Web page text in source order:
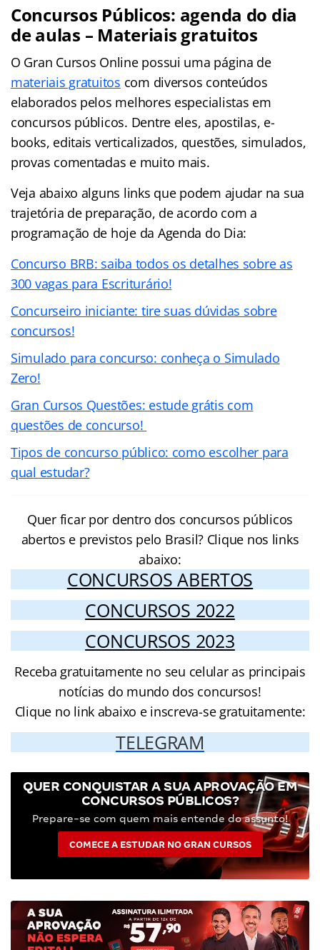
Concursos Públicos: agenda do dia
de aulas – Materiais gratuitos
O Gran Cursos Online possui uma página de
materiais gratuitos com diversos conteúdos
elaborados pelos melhores especialistas em
concursos públicos. Dentre eles, apostilas, e-
books, editais verticalizados, questões, simulados,
provas comentadas e muito mais.
Veja abaixo alguns links que podem ajudar na sua
trajetória de preparação, de acordo com a
programação de hoje da Agenda do Dia:
Concurso BRB: saiba todos os detalhes sobre as
300 vagas para Escriturário!
Concurseiro iniciante: tire suas dúvidas sobre
concursos!
Simulado para concurso: conheça o Simulado
Zero!
Gran Cursos Questões: estude grátis com
questões de concurso!
Tipos de concurso público: como escolher para
qual estudar?
Quer ficar por dentro dos concursos públicos
abertos e previstos pelo Brasil? Clique nos links
abaixo:
CONCURSOS ABERTOS
CONCURSOS 2022
CONCURSOS 2023
Receba gratuitamente no seu celular as principais
notícias do mundo dos concursos!
Clique no link abaixo e inscreva-se gratuitamente:
TELEGRAM
QUER CONQUISTAR A SUA APROVAÇÃO EM
CONCURSOS PÚBLICOS?
Prepare-se com quem mais entende do assunto!
COMECE A ESTUDAR NO GRAN CURSOS